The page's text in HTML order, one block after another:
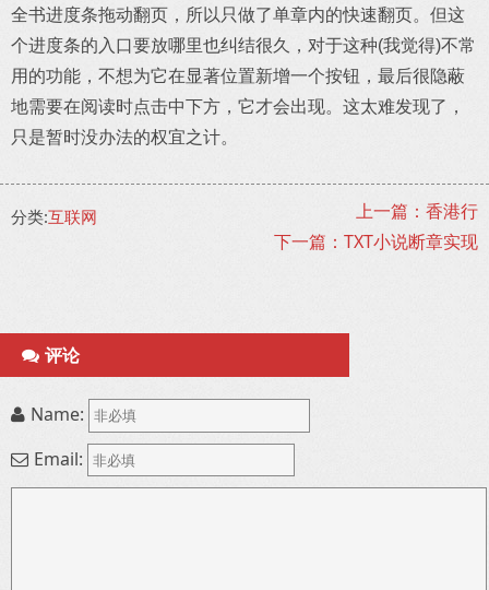
全书进度条拖动翻页，所以只做了单章内的快速翻页。但这
个进度条的入口要放哪里也纠结很久，对于这种(我觉得)不常
用的功能，不想为它在显著位置新增一个按钮，最后很隐蔽
地需要在阅读时点击中下方，它才会出现。这太难发现了，
只是暂时没办法的权宜之计。
分类:互联网
上一篇：香港行
下一篇：TXT小说断章实现
评论
Name:
Email: